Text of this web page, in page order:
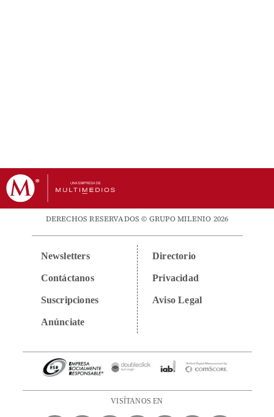
DERECHOS RESERVADOS © GRUPO MILENIO 2026
Newsletters
Contáctanos
Suscripciones
Anúnciate
Directorio
Privacidad
Aviso Legal
VISÍTANOS EN